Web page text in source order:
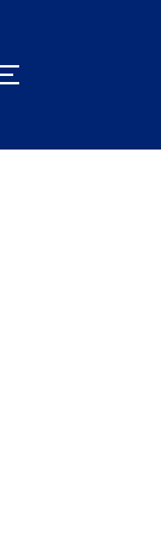
PERMUTER